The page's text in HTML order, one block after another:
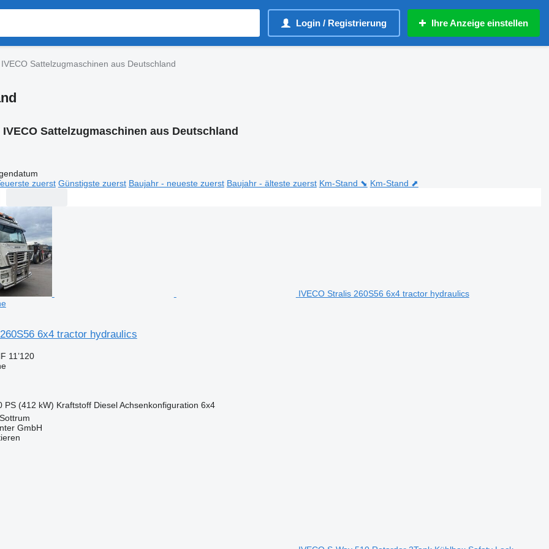
Login / Registrierung Ihre Anzeige einstellen
IVECO Sattelzugmaschinen aus Deutschland
IVECO Sattelzugmaschinen aus Deutschland
zuerst Günstigste zuerst Baujahr - neueste zuerst Baujahr - älteste zuerst Km-Stand ⬊ Km-Stand ⬈
IVECO Stralis 260S56 6x4 tractor hydraulics
6x4 tractor hydraulics
11’120
PS (412 kW) Kraftstoff Diesel Achsenkonfiguration 6x4
GmbH